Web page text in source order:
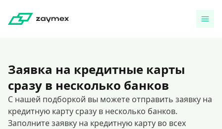
Заявка на кредитные карты
сразу в несколько банков
С нашей подборкой вы можете отправить заявку на
кредитную карту сразу в несколько банков.
Заполните заявку на кредитную карту во всех